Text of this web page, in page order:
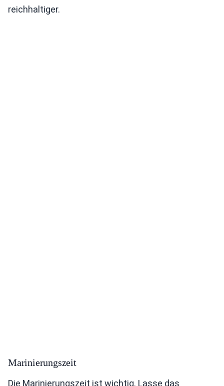
reichhaltiger.
Marinierungszeit
Die Marinierungszeit ist wichtig. Lasse das